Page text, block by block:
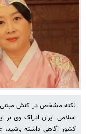
نکته مشخص در کنش مبتنی
اسلامی ایران ادراک وی
کشور آگاهی داشته باشید،